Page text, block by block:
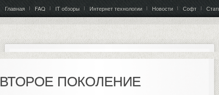
Главная FAQ IT обзоры Интернет технологии Новости Софт
ПОКОЛЕНИЕ